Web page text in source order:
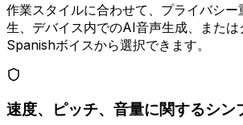
作業スタイルに合わせて、プライバシ
生、デバイス内でのAI音声生成、また
Spanishボイスから選択できます。
速度、ピッチ、音量に関するシン